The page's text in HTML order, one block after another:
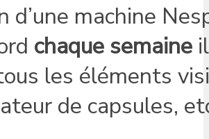
d’une machine
chaque semaine
les éléments
de capsules,